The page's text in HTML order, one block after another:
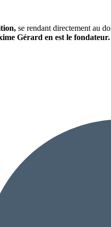
se rendant directement au
Gérard en est le fondateur.